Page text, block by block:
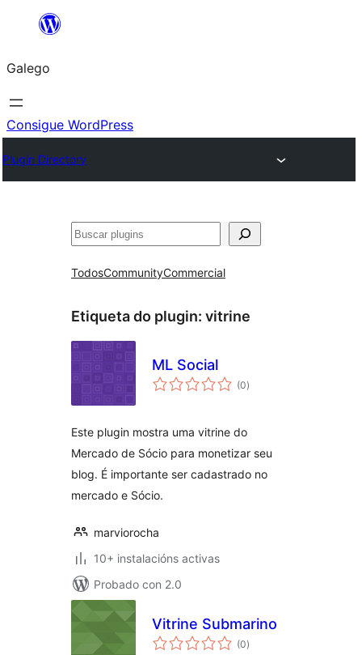
Saltar
contido
Galego
Consigue WordPress
Plugin Directory
Buscar
TodosCommunityCommercial
Etiqueta do plugin: vitrine
ML Social
(0valoracións
totais
)
Este plugin mostra uma vitrine do
Mercado de Sócio para monetizar seu
blog. É importante ser cadastrado no
mercado e Sócio.
marviorocha
10+ instalacións activas
Probado con 2.0
Vitrine Submarino
(0valoracións
totais
)